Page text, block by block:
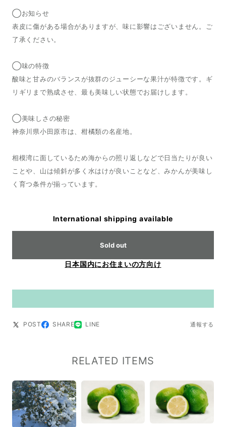
◯お知らせ
表皮に傷がある場合がありますが、味に影響はございません。ご
了承ください。
◯味の特徴
酸味と甘みのバランスが抜群のジューシーな果汁が特徴です。ギ
リギリまで熟成させ、最も美味しい状態でお届けします。
◯美味しさの秘密
神奈川県小田原市は、柑橘類の名産地。
相模湾に面しているため海からの照り返しなどで日当たりが良い
ことや、山は傾斜が多く水はけが良いことなど、みかんが美味し
く育つ条件が揃っています。
International shipping available
Sold out
日本国内にお住まいの方向け
POST SHARE LINE 通報する
RELATED ITEMS